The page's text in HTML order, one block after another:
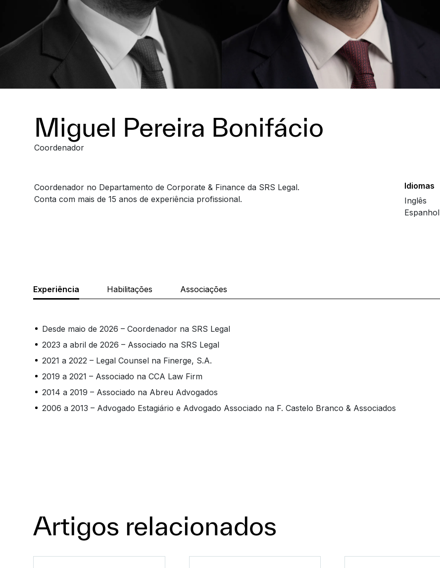
Miguel Pereira Bonifácio
Coordenador
Coordenador no Departamento de Corporate & Finance da SRS Legal.
Conta com mais de 15 anos de experiência profissional.
Idiomas
Inglês
Espanhol
Experiência Habilitações Associações
Desde maio de 2026 – Coordenador na SRS Legal
2023 a abril de 2026 – Associado na SRS Legal
2021 a 2022 – Legal Counsel na Finerge, S.A.
2019 a 2021 – Associado na CCA Law Firm
2014 a 2019 – Associado na Abreu Advogados
2006 a 2013 – Advogado Estagiário e Advogado Associado na F. Castelo Branco & Associados
Artigos relacionados